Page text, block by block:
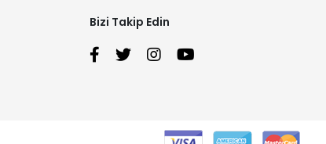
Bizi Takip Edin